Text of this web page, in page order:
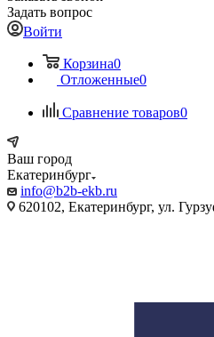
Задать вопрос
Войти
Корзина0
Отложенные0
Сравнение товаров0
Ваш город
Екатеринбург
info@b2b-ekb.ru
620102, Екатеринбург, ул.